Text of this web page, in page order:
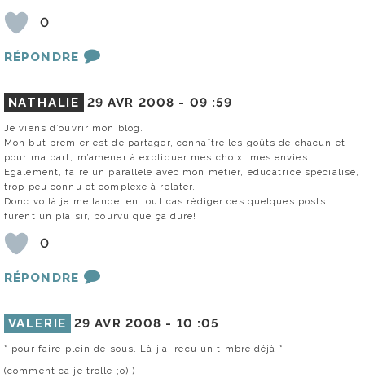
0
RÉPONDRE
NATHALIE 29 AVR 2008 - 09 :59
Je viens d’ouvrir mon blog.
Mon but premier est de partager, connaître les goûts de chacun et
pour ma part, m’amener à expliquer mes choix, mes envies…
Egalement, faire un parallèle avec mon métier, éducatrice spécialisé,
trop peu connu et complexe à relater.
Donc voilà je me lance, en tout cas rédiger ces quelques posts
furent un plaisir, pourvu que ça dure!
0
RÉPONDRE
VALERIE 29 AVR 2008 - 10 :05
* pour faire plein de sous. Là j’ai recu un timbre déjà *
(comment ca je trolle ;o) )